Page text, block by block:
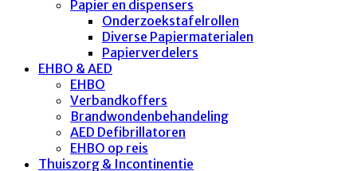
Papier en dispensers
Onderzoekstafelrollen
Diverse Papiermaterialen
Papierverdelers
EHBO & AED
EHBO
Verbandkoffers
Brandwondenbehandeling
AED Defibrillatoren
EHBO op reis
Thuiszorg & Incontinentie